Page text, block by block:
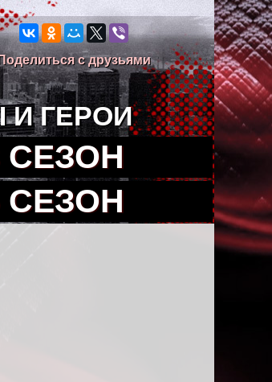
с друзьями
И ГЕРОИ
СЕЗОН
СЕЗОН